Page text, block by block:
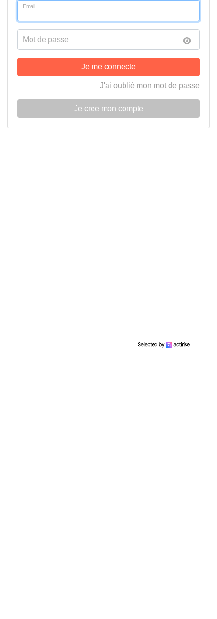
Email
Mot de passe
Je me connecte
J'ai oublié mon mot de passe
Je crée mon compte